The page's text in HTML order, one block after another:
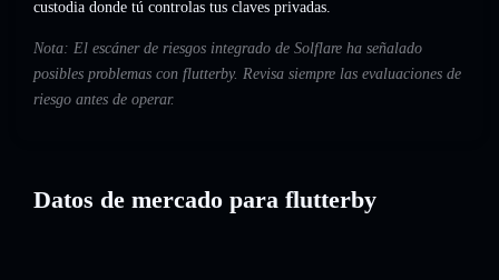
custodia donde tú controlas tus claves privadas.
Nota: El escáner de riesgos integrado de Solflare ha señalado
posibles problemas con flutterby. Revisa siempre las evaluaciones de
riesgo antes de operar.
Datos de mercado para flutterby